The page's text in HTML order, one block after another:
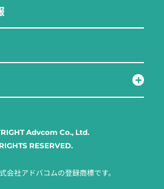
Advcom Co., Ltd.
RESERVED.
会社アドバコムの登録商標です。